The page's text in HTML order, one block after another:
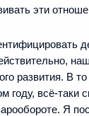
эти
развития. В
году, всё‑таки
Я